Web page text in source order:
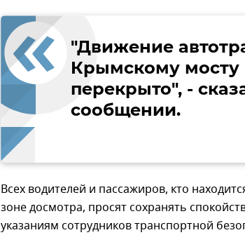
"Движение
Крымскому мосту
перекрыто", -
сообщении.
Всех водителей и пассажиров, кто
зоне досмотра, просят сохранять
указаниям сотрудников транспортной